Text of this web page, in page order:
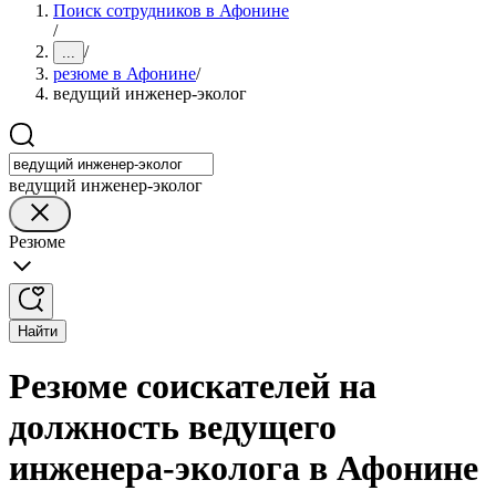
Поиск сотрудников в Афонине
/
... /
резюме в Афонине/
ведущий инженер-эколог
ведущий инженер-эколог
Резюме
Найти
Резюме соискателей на
должность ведущего
инженера-эколога в Афонине